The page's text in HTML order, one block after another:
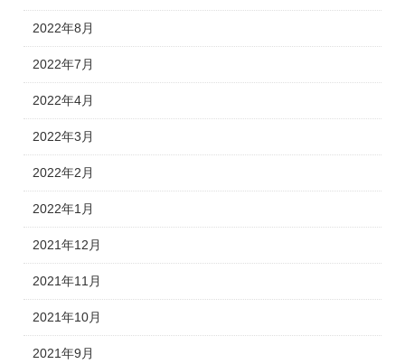
2022年8月
2022年7月
2022年4月
2022年3月
2022年2月
2022年1月
2021年12月
2021年11月
2021年10月
2021年9月